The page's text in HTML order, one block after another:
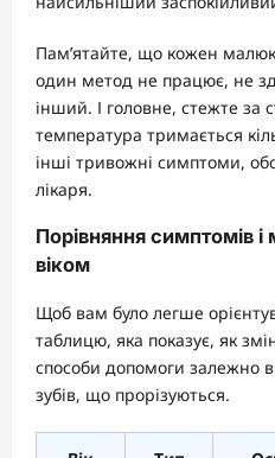
Пам’ятайте, що кожен
один метод не працює, не
інший. І головне, стежте
температура тримається
інші тривожні симптоми,
лікаря.
Порівняння симптомів
віком
Щоб вам було легше
таблицю, яка показує, як
способи допомоги залежно
зубів, що прорізуються.